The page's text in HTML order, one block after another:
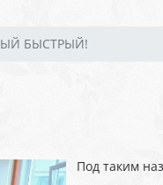
БЫСТРЫЙ!
Под таким